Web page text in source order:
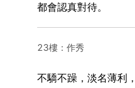
都會認真對待。
23樓：作秀
不驕不躁，淡名薄利